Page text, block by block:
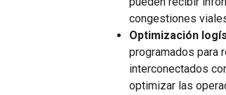
congestiones
Optimización
programados para
interconectados
optimizar las